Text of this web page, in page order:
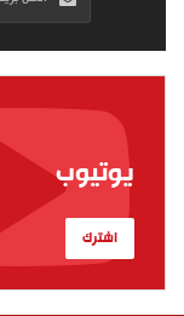
يوتيوب
اشترك